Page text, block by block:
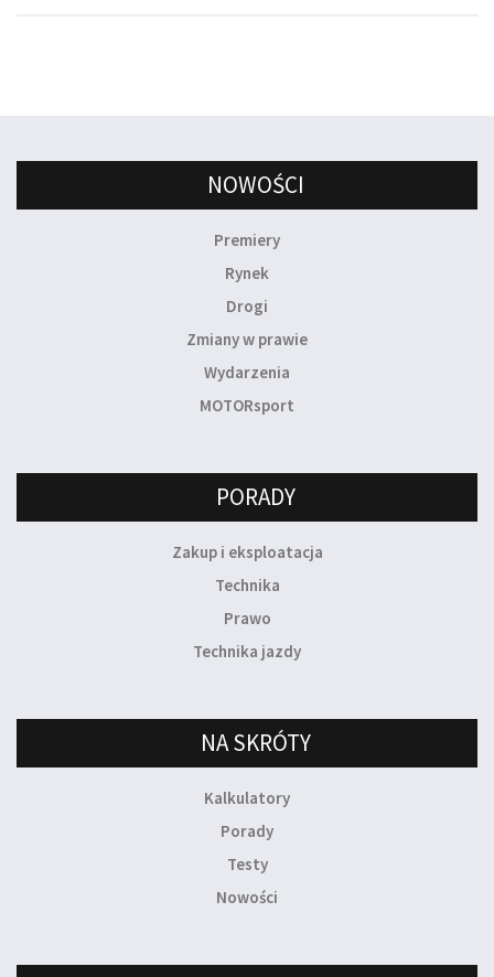
NOWOŚCI
Premiery
Rynek
Drogi
Zmiany w prawie
Wydarzenia
MOTORsport
PORADY
Zakup i eksploatacja
Technika
Prawo
Technika jazdy
NA SKRÓTY
Kalkulatory
Porady
Testy
Nowości